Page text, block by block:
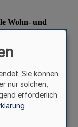
Sie können
nur solchen,
erforderlich